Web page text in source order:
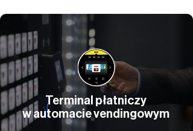
Terminal płatniczy
w automacie vendingowym